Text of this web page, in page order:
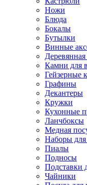
Ножи
Блюда
Бокалы
Бутылки
Винные
Деревянная
Камни для
Гейзерные
Графины
Декантеры
Кружки
Кухонные
Ланчбоксы
Медная
Наборы
Пиалы
Подносы
Подставки
Чайники